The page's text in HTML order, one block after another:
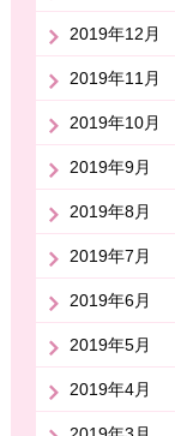
2019年12月
2019年11月
2019年10月
2019年9月
2019年8月
2019年7月
2019年6月
2019年5月
2019年4月